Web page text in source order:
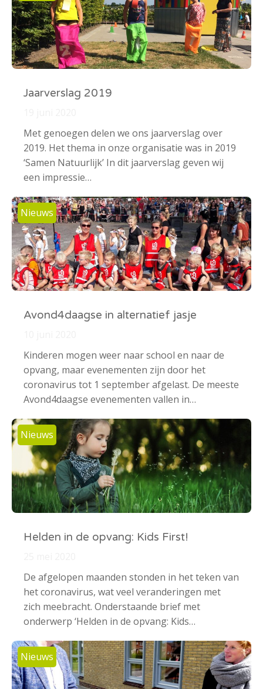
Jaarverslag 2019
Met genoegen delen we ons jaarverslag over
2019. Het thema in onze organisatie was in 2019
‘Samen Natuurlijk’ In dit jaarverslag geven wij
een impressie…
Nieuws
Avond4daagse in alternatief jasje
Kinderen mogen weer naar school en naar de
opvang, maar evenementen zijn door het
coronavirus tot 1 september afgelast. De meeste
Avond4daagse evenementen vallen in…
Nieuws
Helden in de opvang: Kids First!
De afgelopen maanden stonden in het teken van
het coronavirus, wat veel veranderingen met
zich meebracht. Onderstaande brief met
onderwerp ‘Helden in de opvang: Kids…
Nieuws